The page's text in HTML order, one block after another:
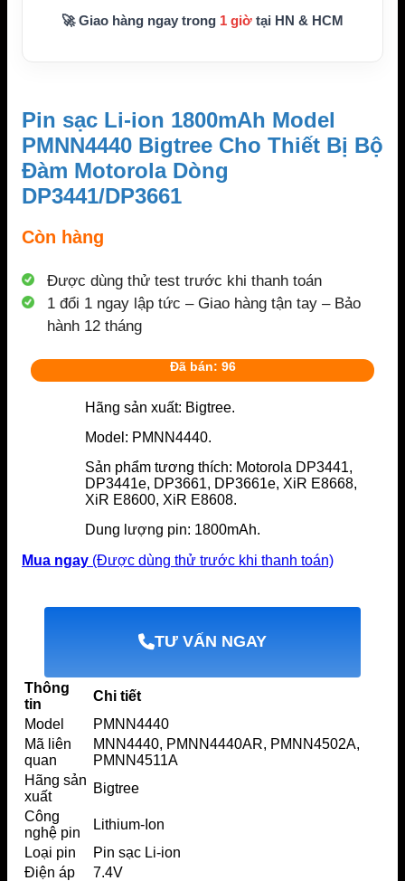
🚀 Giao hàng ngay trong 1 giờ tại HN & HCM
Pin sạc Li-ion 1800mAh Model
PMNN4440 Bigtree Cho Thiết Bị Bộ
Đàm Motorola Dòng
DP3441/DP3661
Còn hàng
Được dùng thử test trước khi thanh toán
1 đổi 1 ngay lập tức – Giao hàng tận tay – Bảo
hành 12 tháng
Đã bán: 96
Hãng sản xuất: Bigtree.
Model: PMNN4440.
Sản phẩm tương thích: Motorola DP3441,
DP3441e, DP3661, DP3661e, XiR E8668,
XiR E8600, XiR E8608.
Dung lượng pin: 1800mAh.
Mua ngay (Được dùng thử trước khi thanh toán)
TƯ VẤN NGAY
Thông
tin
Chi tiết
Model
PMNN4440
Mã liên
quan
MNN4440, PMNN4440AR, PMNN4502A,
PMNN4511A
Hãng sản
xuất
Bigtree
Công
nghệ pin
Lithium-Ion
Loại pin
Pin sạc Li-ion
Điện áp
7.4V